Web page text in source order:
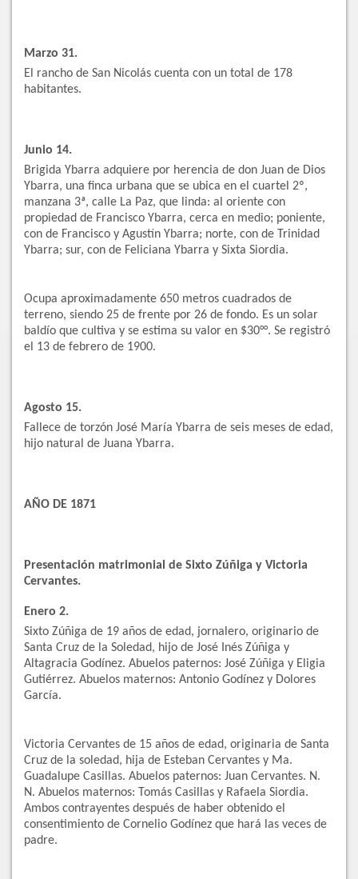
Marzo 31.
El rancho de San Nicolás cuenta con un total de 178
habitantes.
Junio 14.
Brigida Ybarra adquiere por herencia de don Juan de Dios
Ybarra, una finca urbana que se ubica en el cuartel 2º,
manzana 3ª, calle La Paz, que linda: al oriente con
propiedad de Francisco Ybarra, cerca en medio; poniente,
con de Francisco y Agustín Ybarra; norte, con de Trinidad
Ybarra; sur, con de Feliciana Ybarra y Sixta Siordia.
Ocupa aproximadamente 650 metros cuadrados de
terreno, siendo 25 de frente por 26 de fondo. Es un solar
baldío que cultiva y se estima su valor en $30°°. Se registró
el 13 de febrero de 1900.
Agosto 15.
Fallece de torzón José María Ybarra de seis meses de edad,
hijo natural de Juana Ybarra.
AÑO DE 1871
Presentación matrimonial de Sixto Zúñiga y Victoria
Cervantes.
Enero 2.
Sixto Zúñiga de 19 años de edad, jornalero, originario de
Santa Cruz de la Soledad, hijo de José Inés Zúñiga y
Altagracia Godínez. Abuelos paternos: José Zúñiga y Eligia
Gutiérrez. Abuelos maternos: Antonio Godínez y Dolores
García.
Victoria Cervantes de 15 años de edad, originaria de Santa
Cruz de la soledad, hija de Esteban Cervantes y Ma.
Guadalupe Casillas. Abuelos paternos: Juan Cervantes. N.
N. Abuelos maternos: Tomás Casillas y Rafaela Siordia.
Ambos contrayentes después de haber obtenido el
consentimiento de Cornelio Godínez que hará las veces de
padre.